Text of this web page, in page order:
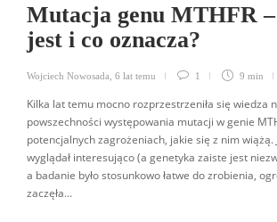
Mutacja genu MTHFR
jest i co oznacza?
Wojciech Nowosada 6 lat temu 1 9 min
Kilka lat temu mocno rozprzestrzeniła się wiedza
powszechności występowania mutacji w genie
potencjalnych zagrożeniach, jakie się z nim wiążą.
wyglądał interesująco (a genetyka zaiste jest
a badanie było stosunkowo łatwe do zrobienia,
zaczęła...